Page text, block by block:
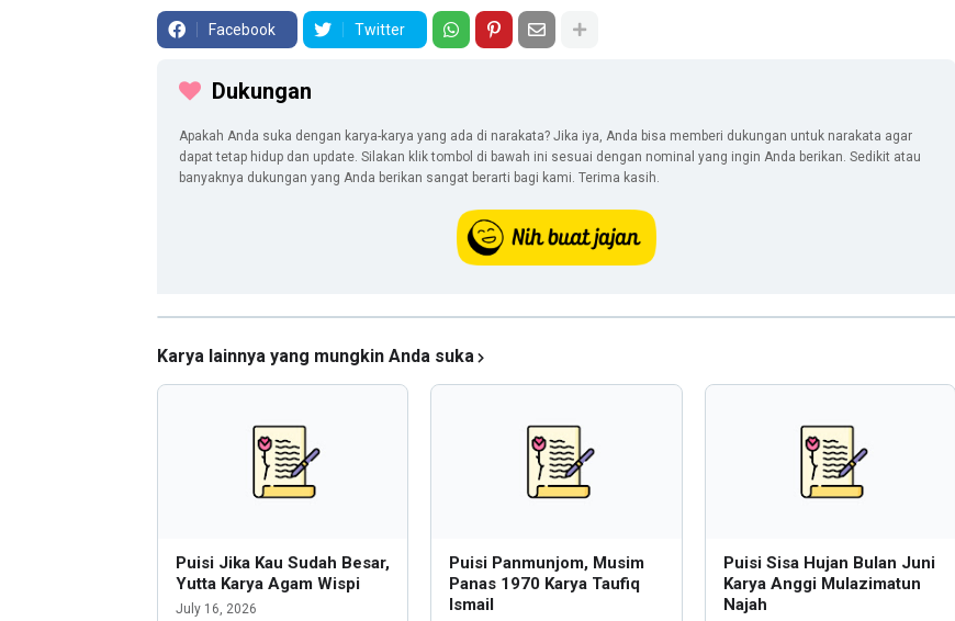
Facebook Twitter
Dukungan
Apakah Anda suka dengan karya-karya yang ada di narakata? Jika iya, Anda bisa memberi dukungan untuk narakata agar
dapat tetap hidup dan update. Silakan klik tombol di bawah ini sesuai dengan nominal yang ingin Anda berikan. Sedikit atau
banyaknya dukungan yang Anda berikan sangat berarti bagi kami. Terima kasih.
Karya lainnya yang mungkin Anda suka
Puisi Jika Kau Sudah Besar,
Yutta Karya Agam Wispi
July 16, 2026
Puisi Panmunjom, Musim
Panas 1970 Karya Taufiq
Ismail
Puisi Sisa Hujan Bulan Juni
Karya Anggi Mulazimatun
Najah